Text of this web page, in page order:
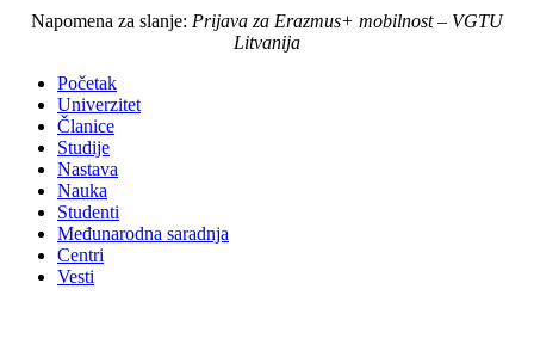
Napomena za slanje: Prijava za Erazmus+ mobilnost – VGTU
Litvanija
Početak
Univerzitet
Članice
Studije
Nastava
Nauka
Studenti
Međunarodna saradnja
Centri
Vesti